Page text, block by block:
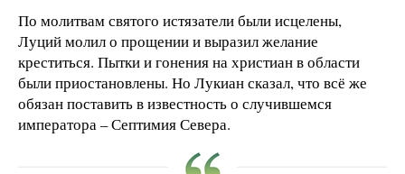
По молитвам святого истязатели были исцелены,
Луций молил о прощении и выразил желание
креститься. Пытки и гонения на христиан в области
были приостановлены. Но Лукиан сказал, что всё же
обязан поставить в известность о случившемся
императора – Септимия Севера.